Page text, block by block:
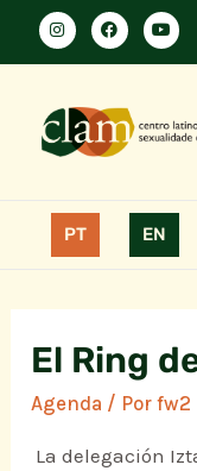
PT EN
El Ring
Agenda / Porfw2
La delegación